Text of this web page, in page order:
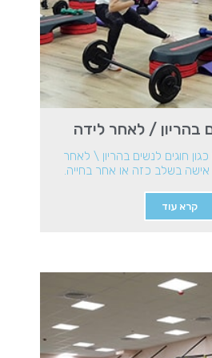
בהריון / לאחר לידה
חוגים לנשים בהריון \ לאחר
בשלב כזה או אחר בחייה.
קרא עוד